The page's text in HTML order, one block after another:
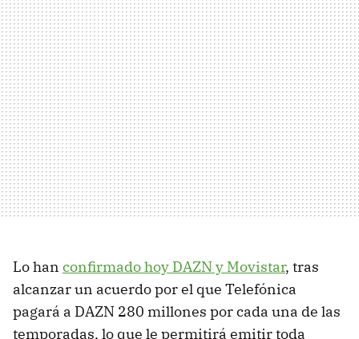
Lo han confirmado hoy DAZN y Movistar, tras
alcanzar un acuerdo por el que Telefónica
pagará a DAZN 280 millones por cada una de las
temporadas, lo que le permitirá emitir toda